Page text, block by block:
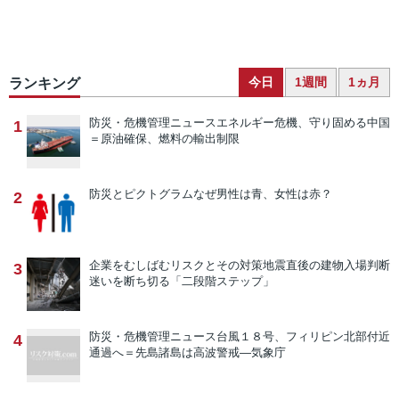
ランキング 今日 1週間 1ヵ月
1 防災・危機管理ニュースエネルギー危機、守り固める中国
＝原油確保、燃料の輸出制限
2 防災とピクトグラムなぜ男性は青、女性は赤？
3 企業をむしばむリスクとその対策地震直後の建物入場判断
迷いを断ち切る「二段階ステップ」
4 防災・危機管理ニュース台風１８号、フィリピン北部付近
通過へ＝先島諸島は高波警戒―気象庁